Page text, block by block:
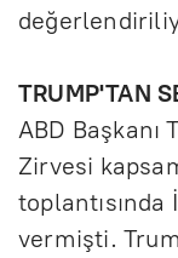
TRUMP'TAN
ABD Başkanı
Zirvesi
vermişti.